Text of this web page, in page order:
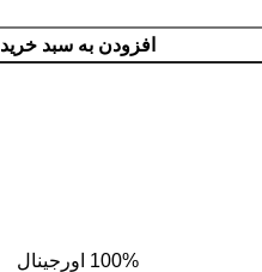
افزودن به سبد خرید
100% اورجینال